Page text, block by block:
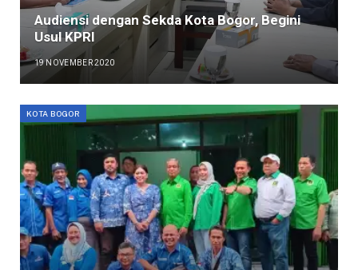
Audiensi dengan Sekda Kota Bogor, Begini
Usul KPRI
19 NOVEMBER 2020
KOTA BOGOR